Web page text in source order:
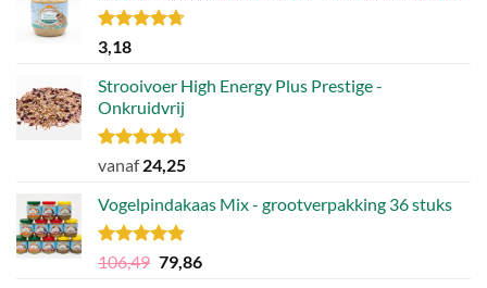
Gewaardeerd
4.70
3,18
Strooivoer High Energy Plus Prestige -
Onkruidvrij
Gewaardeerd
uit 5
vanaf24,25
Vogelpindakaas Mix - grootverpakking 36 stuks
Gewaardeerd
uit 5
106,49 Oorspronkelijke
79,86Huidige